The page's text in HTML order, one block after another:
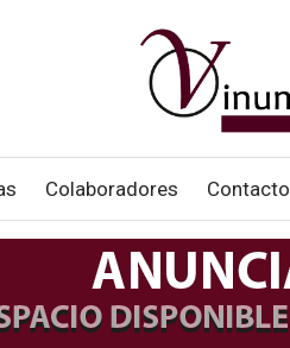
Colaboradores Contacto